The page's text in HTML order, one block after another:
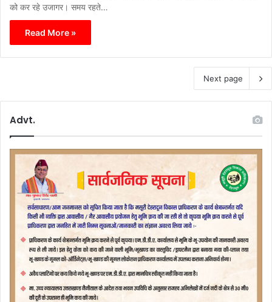
को कर रहे उजागर। समय रहते…
Read More »
Next page
Advt.